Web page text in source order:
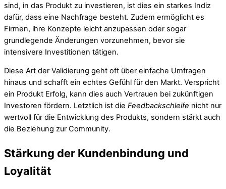
sind, in das Produkt zu investieren, ist dies ein starkes Indiz
dafür, dass eine Nachfrage besteht. Zudem ermöglicht es
Firmen, ihre Konzepte leicht anzupassen oder sogar
grundlegende Änderungen vorzunehmen, bevor sie
intensivere Investitionen tätigen.
Diese Art der Validierung geht oft über einfache Umfragen
hinaus und schafft ein echtes Gefühl für den Markt. Verspricht
ein Produkt Erfolg, kann dies auch Vertrauen bei zukünftigen
Investoren fördern. Letztlich ist die Feedbackschleife nicht nur
wertvoll für die Entwicklung des Produkts, sondern stärkt auch
die Beziehung zur Community.
Stärkung der Kundenbindung und
Loyalität